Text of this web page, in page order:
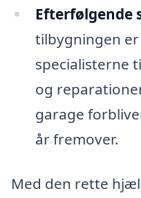
Efterfølgende
tilbygningen
specialisterne
og
garage
år fremover.
Med den rette